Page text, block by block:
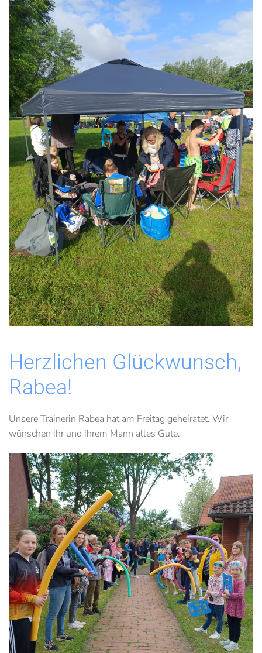
Herzlichen Glückwunsch,
Rabea!
Unsere Trainerin Rabea hat am Freitag geheiratet. Wir
wünschen ihr und ihrem Mann alles Gute.